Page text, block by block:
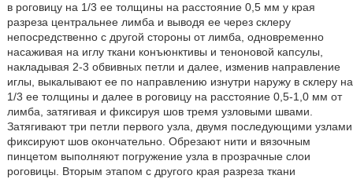
в роговицу на 1/3 ее толщины на расстояние 0,5 мм у края
разреза центральнее лимба и выводя ее через склеру
непосредственно с другой стороны от лимба, одновременно
насаживая на иглу ткани конъюнктивы и теноновой капсулы,
накладывая 2-3 обвивных петли и далее, изменив направление
иглы, выкалывают ее по направлению изнутри наружу в склеру на
1/3 ее толщины и далее в роговицу на расстояние 0,5-1,0 мм от
лимба, затягивая и фиксируя шов тремя узловыми швами.
Затягивают три петли первого узла, двумя последующими узлами
фиксируют шов окончательно. Обрезают нити и вязочным
пинцетом выполняют погружение узла в прозрачные слои
роговицы. Вторым этапом с другого края разреза ткани